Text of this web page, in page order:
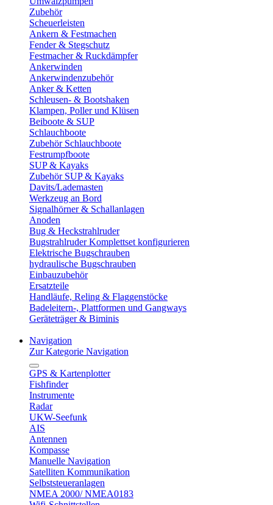
Zubehör
Scheuerleisten
Ankern & Festmachen
Fender & Stegschutz
Festmacher & Ruckdämpfer
Ankerwinden
Ankerwindenzubehör
Anker & Ketten
Schleusen- & Bootshaken
Klampen, Poller und Klüsen
Beiboote & SUP
Schlauchboote
Zubehör Schlauchboote
Festrumpfboote
SUP & Kayaks
Zubehör SUP & Kayaks
Davits/Lademasten
Werkzeug an Bord
Signalhörner & Schallanlagen
Anoden
Bug & Heckstrahlruder
Bugstrahlruder Komplettset konfigurieren
Elektrische Bugschrauben
hydraulische Bugschrauben
Einbauzubehör
Ersatzteile
Handläufe, Reling & Flaggenstöcke
Badeleitern-, Plattformen und Gangways
Geräteträger & Biminis
Navigation
Zur Kategorie Navigation
GPS & Kartenplotter
Fishfinder
Instrumente
Radar
UKW-Seefunk
AIS
Antennen
Kompasse
Manuelle Navigation
Satelliten Kommunikation
Selbststeueranlagen
NMEA 2000/ NMEA0183